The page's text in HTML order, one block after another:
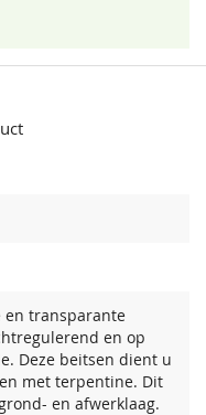
en transparante
en op
Deze beitsen dient u
met terpentine. Dit
en afwerklaag.